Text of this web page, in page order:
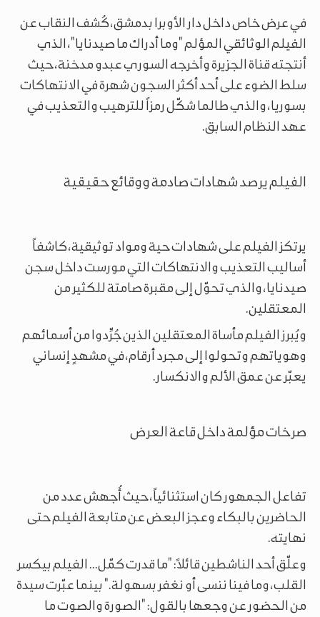
في عرض خاص داخل دار الأوبرا بدمشق، كُشف النقاب عن
الفيلم الوثائقي المؤلم "وما أدراك ما صيدنايا"، الذي
أنتجته قناة الجزيرة وأخرجه السوري عبدو مدخنة، حيث
سلط الضوء على أحد أكثر السجون شهرة في الانتهاكات
بسوريا، والذي طالما شكّل رمزاً للترهيب والتعذيب في
عهد النظام السابق.
الفيلم يرصد شهادات صادمة ووقائع حقيقية
يرتكز الفيلم على شهادات حية ومواد توثيقية، كاشفاً
أساليب التعذيب والانتهاكات التي مورست داخل سجن
صيدنايا، والذي تحوّل إلى مقبرة صامتة للكثير من
المعتقلين.
ويُبرز الفيلم مأساة المعتقلين الذين جُرِّدوا من أسمائهم
وهوياتهم وتحولوا إلى مجرد أرقام، في مشهدٍ إنساني
يعبّر عن عمق الألم والانكسار.
صرخات مؤلمة داخل قاعة العرض
تفاعل الجمهور كان استثنائياً، حيث أُجهش عدد من
الحاضرين بالبكاء وعجز البعض عن متابعة الفيلم حتى
نهايته.
وعلّق أحد الناشطين قائلاً: "ما قدرت كمّل... الفيلم بيكسر
القلب، وما فينا ننسى أو نغفر بسهولة." بينما عبّرت سيدة
من الحضور عن وجعها بالقول: "الصورة والصوت ما